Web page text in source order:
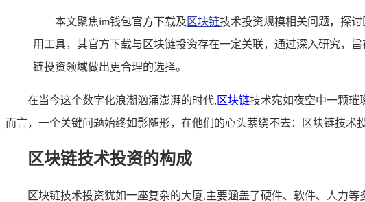
本文聚焦im钱包官方下载及 区块链技术投资规模相关问题，探
用工具，其官方下载与区块链投资存在一定关联，通过深入研究，
链投资领域做出更合理的选择。
在当今这个数字化浪潮汹涌澎湃的时代, 区块链技术宛如夜空中一颗璀
而言，一个关键问题始终如影随形，在他们的心头萦绕不去：区块链技术
区块链技术投资的构成
区块链技术投资犹如一座复杂的大厦,主要涵盖了硬件、软件、人力